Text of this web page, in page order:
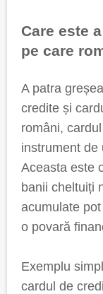
Care este
pe care
A patra
credite și
români,
instrument de
Aceasta este
banii cheltuiți
acumulate
o povară
Exemplu
cardul de